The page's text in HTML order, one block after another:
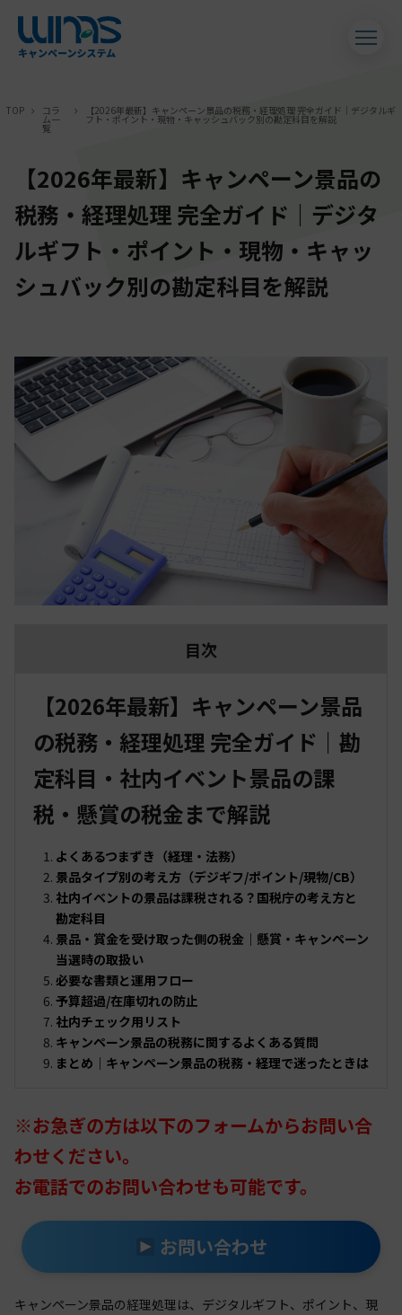
TOP コラ
ム一
覧
【2026年最新】キャンペーン景品の税務・経理処理 完全ガイド｜デジタルギ
フト・ポイント・現物・キャッシュバック別の勘定科目を解説
【2026年最新】キャンペーン景品の
税務・経理処理 完全ガイド｜デジタ
ルギフト・ポイント・現物・キャッ
シュバック別の勘定科目を解説
目次
【2026年最新】キャンペーン景品
の税務・経理処理 完全ガイド｜勘
定科目・社内イベント景品の課
税・懸賞の税金まで解説
よくあるつまずき（経理・法務）
景品タイプ別の考え方（デジギフ/ポイント/現物/CB）
社内イベントの景品は課税される？国税庁の考え方と
勘定科目
景品・賞金を受け取った側の税金｜懸賞・キャンペーン
当選時の取扱い
必要な書類と運用フロー
予算超過/在庫切れの防止
社内チェック用リスト
キャンペーン景品の税務に関するよくある質問
まとめ｜キャンペーン景品の税務・経理で迷ったときは
※お急ぎの方は以下のフォームからお問い合
わせください。
お電話でのお問い合わせも可能です。
お問い合わせ
キャンペーン景品の経理処理は、デジタルギフト、ポイント、現